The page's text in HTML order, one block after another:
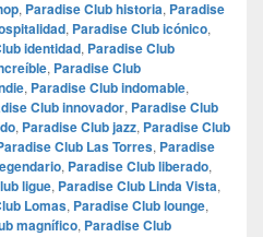
, Paradise Club historia, Paradise
, Paradise Club icónico,
identidad, Paradise Club
, Paradise Club
, Paradise Club indomable,
Club innovador, Paradise Club
, Paradise Club jazz, Paradise Club
Club Las Torres, Paradise
, Paradise Club liberado,
ligue, Paradise Club Linda Vista,
Lomas, Paradise Club lounge,
magnífico, Paradise Club